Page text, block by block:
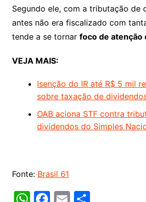
Segundo ele, com a tributação de
antes não era fiscalizado com
tende a se tornar foco de atenção
VEJA MAIS:
Isenção do IR até R$ 5 mil
sobre taxação de
OAB aciona STF contra
dividendos do Simples
Fonte: Brasil 61